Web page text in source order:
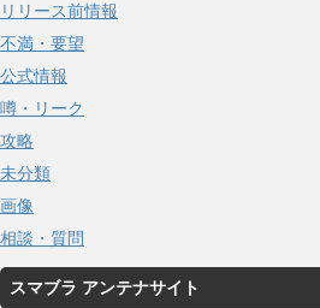
リリース前情報
不満・要望
公式情報
噂・リーク
攻略
未分類
画像
相談・質問
スマブラ アンテナサイト